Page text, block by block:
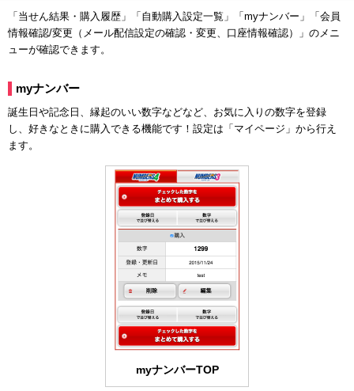
「当せん結果・購入履歴」「自動購入設定一覧」「myナンバー」「会員
情報確認/変更（メール配信設定の確認・変更、口座情報確認）」のメニ
ューが確認できます。
myナンバー
誕生日や記念日、縁起のいい数字などなど、お気に入りの数字を登録
し、好きなときに購入できる機能です！設定は「マイページ」から行え
ます。
myナンバーTOP